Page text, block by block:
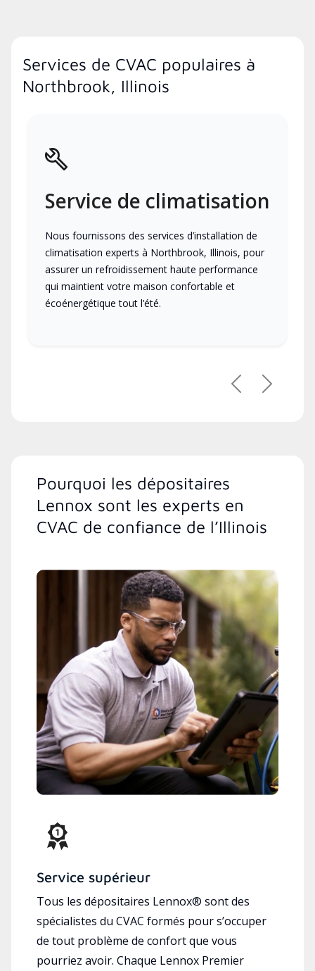
Services de CVAC populaires à
Northbrook, Illinois
Service de climatisation
Nous fournissons des services d’installation de
climatisation experts à Northbrook, Illinois, pour
assurer un refroidissement haute performance
qui maintient votre maison confortable et
écoénergétique tout l’été.
PrécédentSuivant
Pourquoi les dépositaires
Lennox sont les experts en
CVAC de confiance de l’Illinois
Service supérieur
Tous les dépositaires Lennox® sont des
spécialistes du CVAC formés pour s’occuper
de tout problème de confort que vous
pourriez avoir. Chaque Lennox Premier